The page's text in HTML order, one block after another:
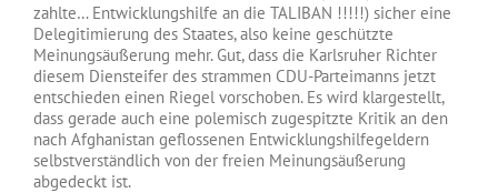
zahlte… Entwicklungshilfe an die TALIBAN !!!!!) sicher eine
Delegitimierung des Staates, also keine geschützte
Meinungsäußerung mehr. Gut, dass die Karlsruher Richter
diesem Diensteifer des strammen CDU-Parteimanns jetzt
entschieden einen Riegel vorschoben. Es wird klargestellt,
dass gerade auch eine polemisch zugespitzte Kritik an den
nach Afghanistan geflossenen Entwicklungshilfegeldern
selbstverständlich von der freien Meinungsäußerung
abgedeckt ist.